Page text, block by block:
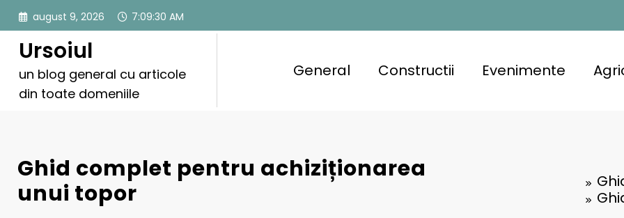
conținut
august 9, 2026 7:09:31 AM
Ursoiul
un blog general cu articole
din toate domeniile
General Constructii Evenimente
Ghid complet pentru achiziționarea
unui topor